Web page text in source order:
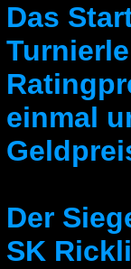
Das
einmal
Der
SK